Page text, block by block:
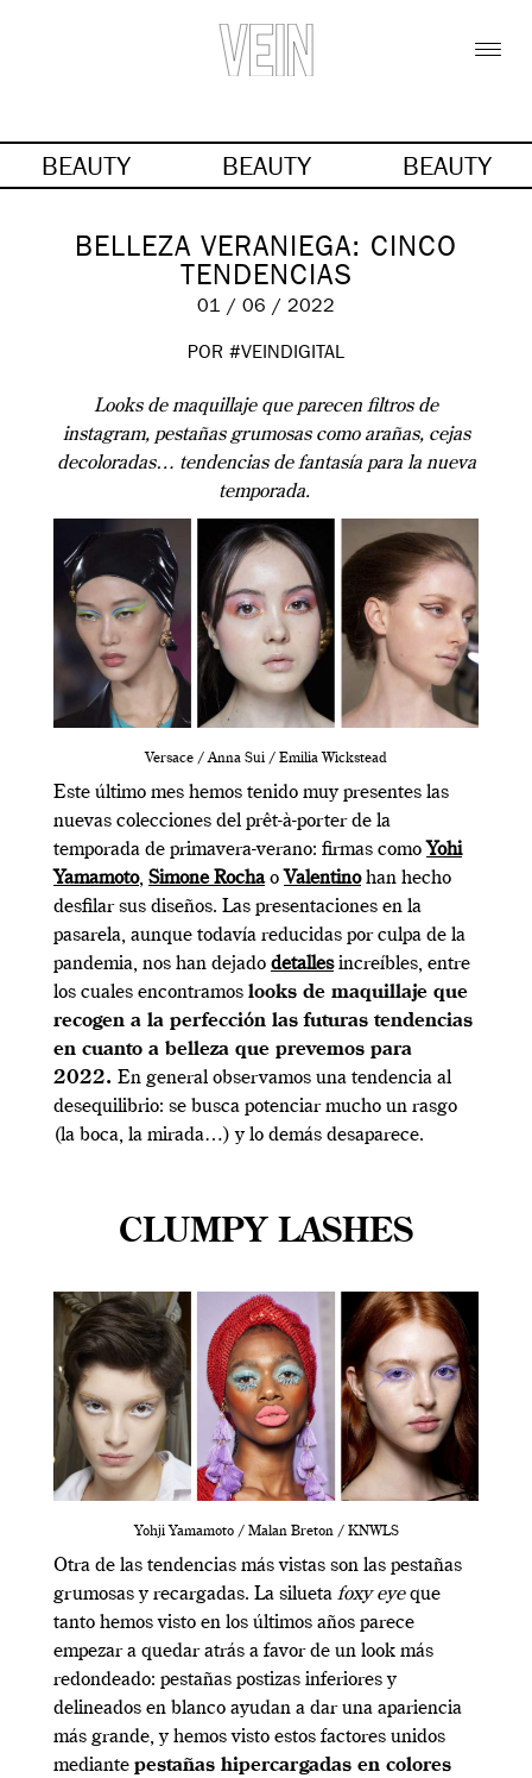
BEAUTY BEAUTY BEAUTY
BELLEZA VERANIEGA: CINCO
TENDENCIAS
01 / 06 / 2022
POR #VEINDIGITAL
Looks de maquillaje que parecen filtros de
instagram, pestañas grumosas como arañas, cejas
decoloradas… tendencias de fantasía para la nueva
temporada.
Versace / Anna Sui / Emilia Wickstead
Este último mes hemos tenido muy presentes las
nuevas colecciones del prêt-à-porter de la
temporada de primavera-verano: firmas como Yohi
Yamamoto, Simone Rochao Valentinohan hecho
desfilar sus diseños. Las presentaciones en la
pasarela, aunque todavía reducidas por culpa de la
pandemia, nos han dejado detallesincreíbles, entre
los cuales encontramos looks de maquillaje que
recogen a la perfección las futuras tendencias
en cuanto a belleza que prevemos para
2022. En general observamos una tendencia al
desequilibrio: se busca potenciar mucho un rasgo
(la boca, la mirada…) y lo demás desaparece.
CLUMPY LASHES
Yohji Yamamoto / Malan Breton / KNWLS
Otra de las tendencias más vistas son las pestañas
grumosas y recargadas. La silueta foxy eyeque
tanto hemos visto en los últimos años parece
empezar a quedar atrás a favor de un look más
redondeado: pestañas postizas inferiores y
delineados en blanco ayudan a dar una apariencia
más grande, y hemos visto estos factores unidos
mediante pestañas hipercargadas en colores